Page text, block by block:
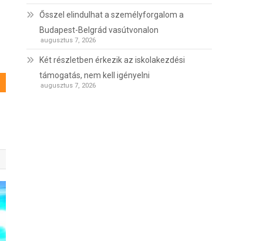
Ősszel elindulhat a személyforgalom a
Budapest-Belgrád vasútvonalon
augusztus 7, 2026
Két részletben érkezik az iskolakezdési
támogatás, nem kell igényelni
augusztus 7, 2026